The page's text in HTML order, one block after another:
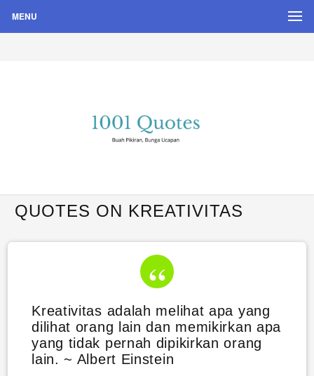
MENU
Quote Hari Puisi
QUOTES ON KREATIVITAS
Kreativitas adalah melihat apa yang
dilihat orang lain dan memikirkan apa
yang tidak pernah dipikirkan orang
lain. ~ Albert Einstein